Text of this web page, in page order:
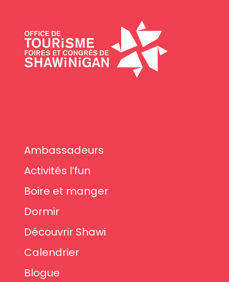
Ambassadeurs
Activités l’fun
Boire et manger
Dormir
Découvrir Shawi
Calendrier
Blogue